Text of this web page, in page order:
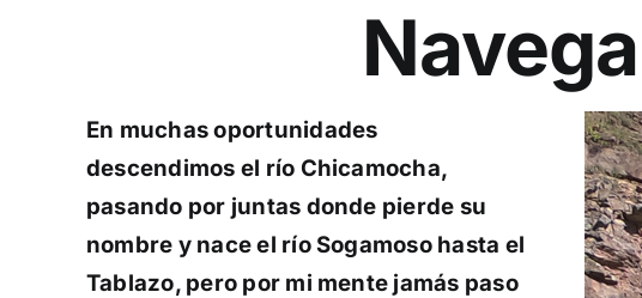
En muchas oportunidades
descendimos el río Chicamocha,
pasando por juntas donde pierde su
nombre y nace el río Sogamoso hasta el
Tablazo, pero por mi mente jamás paso